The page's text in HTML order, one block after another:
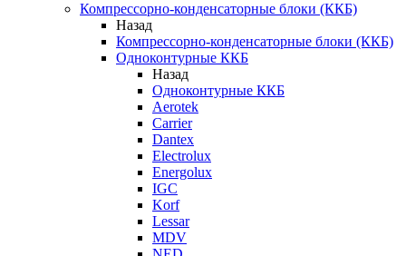
Компрессорно-конденсаторные блоки (ККБ)
Назад
Компрессорно-конденсаторные блоки (ККБ)
Одноконтурные ККБ
Назад
Одноконтурные ККБ
Aerotek
Carrier
Dantex
Electrolux
Energolux
IGC
Korf
Lessar
MDV